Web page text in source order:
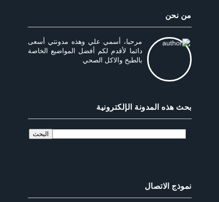
من نحن
مرحبا، أسمي علي وهذه مدونتي أسعى
دائما لأقدم لكم أفضل المواضيع الخاصة
بالطبخ والاكل الصحي
بحث هذه المدونة الإلكترونية
نموذج الاتصال